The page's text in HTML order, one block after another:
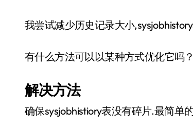
我尝试减少历史记录大小
有什么方法可以以某种方式优化它吗？
解决方法
确保sysjobhistiory表没有碎片.最简单